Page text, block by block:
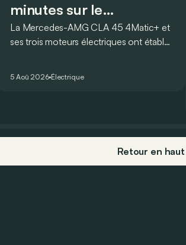
minutes sur le
Nürburgring
La Mercedes-AMG CLA 45 4Matic+ et
ses trois moteurs électriques ont établi
circuit du Nürburgring… mais lequel ?
5 Aoû 2026 Électrique
Retour en haut